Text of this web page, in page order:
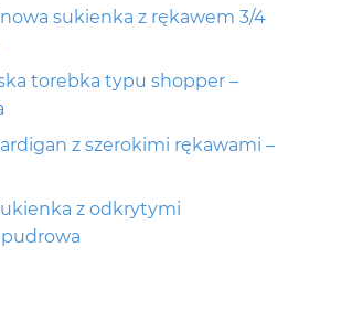
sukienka z rękawem 3/4
torebka typu shopper –
z szerokimi rękawami –
z odkrytymi